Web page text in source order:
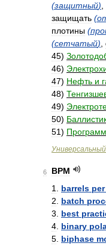
(защитный)
защищать (
плотины (
(сетчатый)
45)
46)
47) Нефть и
48)
49)
50)
51)
Универсальный
6
BPM
1
barrels per
2
batch
3
best
4 binary
5 biphase